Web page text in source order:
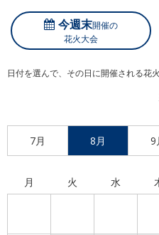
今週末開催の
花火大会
日付を選んで、その日に開催される花
7月 8月 9
月 火 水